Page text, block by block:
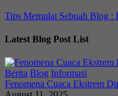
Tips Memulai Sebuah Blog :
Latest Blog Post List
Berita Blog Informasi
Fenomena Cuaca Ekstrem